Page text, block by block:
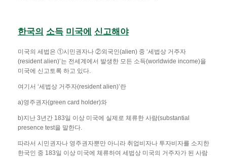
한국의 소득 미국에 신고해야
미국의 세법은 ①시민권자나 ②외국인(alien) 중 ‘세법상 거주자
(resident alien)’는 전세계에서 발생한 모든 소득(worldwide income)을
미국에 신고토록 하고 있다.
여기서 ‘세법상 거주자(resident alien)’란
a)영주권자(green card holder)와
b)지난 3년간 183일 이상 미국에 실제로 체류한 사람(substantial
presence test을 말한다.
따라서 시민권자나 영주권자뿐만 아니라 취업비자나 투자비자를 소지한
한국인 중 183일 이상 미국에 체류하여 세법상 미국의 거주자가 된 사람